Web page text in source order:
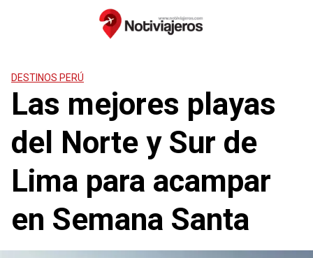
DESTINOS PERÚ
Las mejores playas
del Norte y Sur de
Lima para acampar
en Semana Santa